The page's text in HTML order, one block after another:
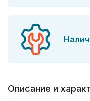
Описание и